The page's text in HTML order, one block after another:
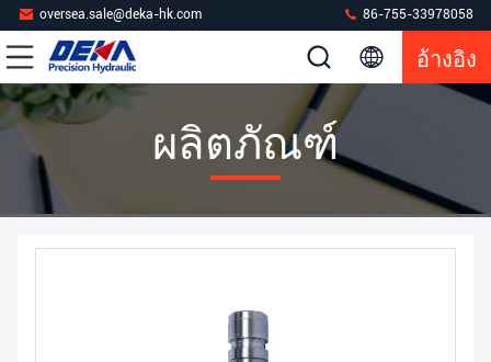
oversea.sale@deka-hk.com 86-755-33978058
อ้างอิง
ผลิตภัณฑ์